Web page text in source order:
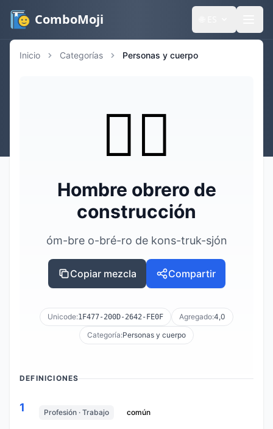
ComboMoji
Inicio Categorías Personas y cuerpo
👷‍♂️
Hombre obrero de
construcción
óm-bre o-bré-ro de kons-truk-sjón
Copiar mezcla Compartir
Unicode:1F477-200D-2642-FE0F Agregado:4,0
Categoría:Personas y cuerpo
DEFINICIONES
1 Profesión · Trabajo común